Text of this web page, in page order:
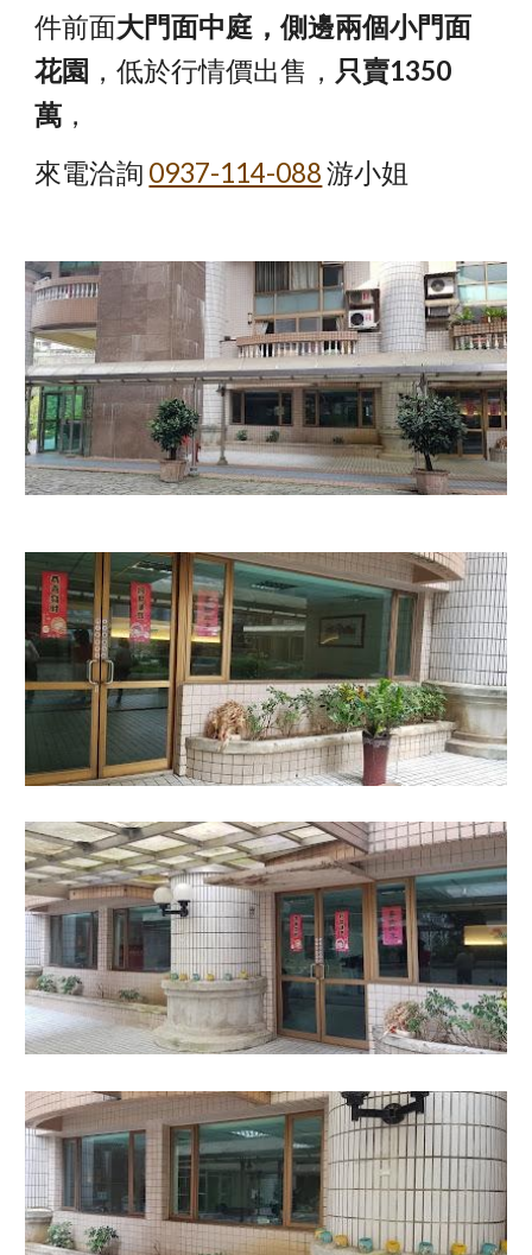
件前面大門面中庭，側邊兩個小門面
花園 ，低於行情價出售， 只賣1350
萬 ，
來電洽詢 0937-114-088 游小姐